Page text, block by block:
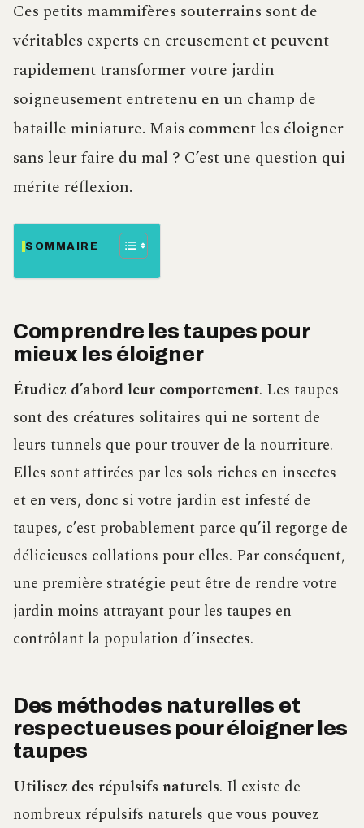
Ces petits mammifères souterrains sont de
véritables experts en creusement et peuvent
rapidement transformer votre jardin
soigneusement entretenu en un champ de
bataille miniature. Mais comment les éloigner
sans leur faire du mal ? C’est une question qui
mérite réflexion.
SOMMAIRE
Comprendre les taupes pour
mieux les éloigner
Étudiez d’abord leur comportement. Les taupes
sont des créatures solitaires qui ne sortent de
leurs tunnels que pour trouver de la nourriture.
Elles sont attirées par les sols riches en insectes
et en vers, donc si votre jardin est infesté de
taupes, c’est probablement parce qu’il regorge de
délicieuses collations pour elles. Par conséquent,
une première stratégie peut être de rendre votre
jardin moins attrayant pour les taupes en
contrôlant la population d’insectes.
Des méthodes naturelles et
respectueuses pour éloigner les
taupes
Utilisez des répulsifs naturels. Il existe de
nombreux répulsifs naturels que vous pouvez